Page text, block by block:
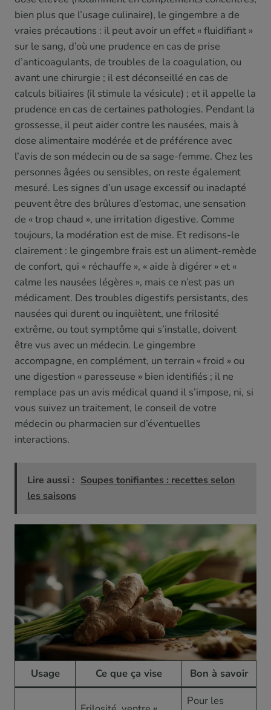
bien plus que l’usage culinaire), le gingembre a de
vraies précautions : il peut avoir un effet « fluidifiant »
sur le sang, d’où une prudence en cas de prise
d’anticoagulants, de troubles de la coagulation, ou
avant une chirurgie ; il est déconseillé en cas de
calculs biliaires (il stimule la vésicule) ; et il appelle la
prudence en cas de certaines pathologies. Pendant la
grossesse, il peut aider contre les nausées, mais à
dose alimentaire modérée et de préférence avec
l’avis de son médecin ou de sa sage-femme. Chez les
personnes âgées ou sensibles, on reste également
mesuré. Les signes d’un usage excessif ou inadapté
peuvent être des brûlures d’estomac, une sensation
de « trop chaud », une irritation digestive. Comme
toujours, la modération est de mise. Et redisons-le
clairement : le gingembre frais est un aliment-remède
de confort, qui « réchauffe », « aide à digérer » et «
calme les nausées légères », mais ce n’est pas un
médicament. Des troubles digestifs persistants, des
nausées qui durent ou inquiètent, une frilosité
extrême, ou tout symptôme qui s’installe, doivent
être vus avec un médecin. Le gingembre
accompagne, en complément, un terrain « froid » ou
une digestion « paresseuse » bien identifiés ; il ne
remplace pas un avis médical quand il s’impose, ni, si
vous suivez un traitement, le conseil de votre
médecin ou pharmacien sur d’éventuelles
interactions.
Lire aussi : Soupes tonifiantes : recettes selon
les saisons
Usage Ce que ça vise Bon à savoir
Pour les